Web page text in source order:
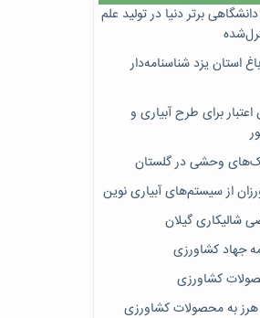
در جمع ۳ مرکز دانشگاهی برتر دنیا در تولید علم
گلخانه و باغ استان یزد شناسنامه‌دار
اعتبار برای طرح آبیاری و
وحشی در گلستان
از سیستم‌های آبیاری نوین
جهاد کشاورزی
کشاورزی